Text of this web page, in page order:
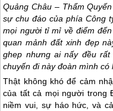
Quảng Châu – Thẩm
sự chu đáo của phía Công
mọi người tỉ mỉ về điểm
quan mảnh đất xinh đẹp
ghep nhưng ai nấy đều
chuyến đi này đoàn mình có
Thật không khó để cảm
của tất cả mọi người trong
niềm vui, sự háo hức, và